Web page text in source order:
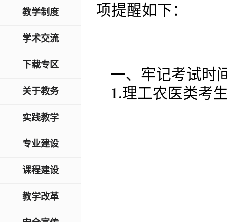
教学制度
学术交流
下载专区
关于教务
实践教学
专业建设
课程建设
教学改革
项提醒如下：
一、牢记考试时
1.理工农医类考